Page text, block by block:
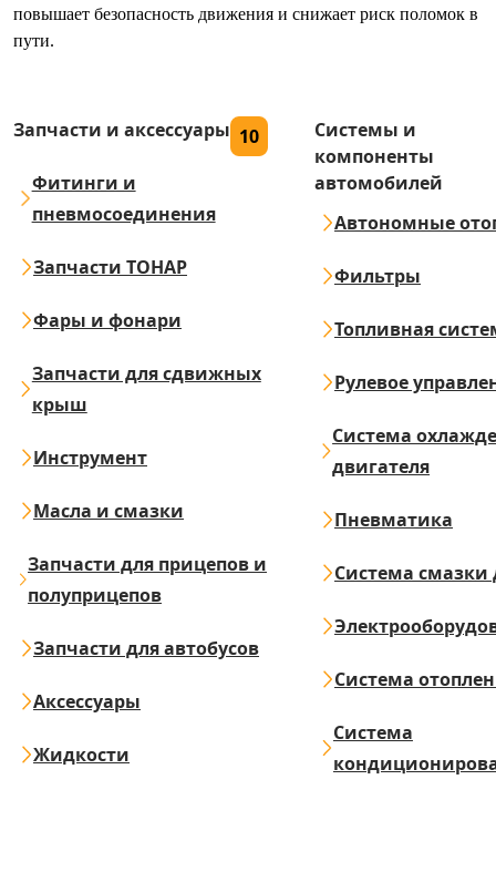
повышает безопасность движения и снижает риск поломок в
пути.
Запчасти и аксессуары 10
Фитинги и
пневмосоединения
Запчасти ТОНАР
Фары и фонари
Запчасти для сдвижных
крыш
Инструмент
Масла и смазки
Запчасти для прицепов и
полуприцепов
Запчасти для автобусов
Аксессуары
Жидкости
Системы и
компоненты
автомобилей
Автономные
Фильтры
Топливная
Рулевое
Система
двигателя
Пневматика
Система смазки
Система
Система